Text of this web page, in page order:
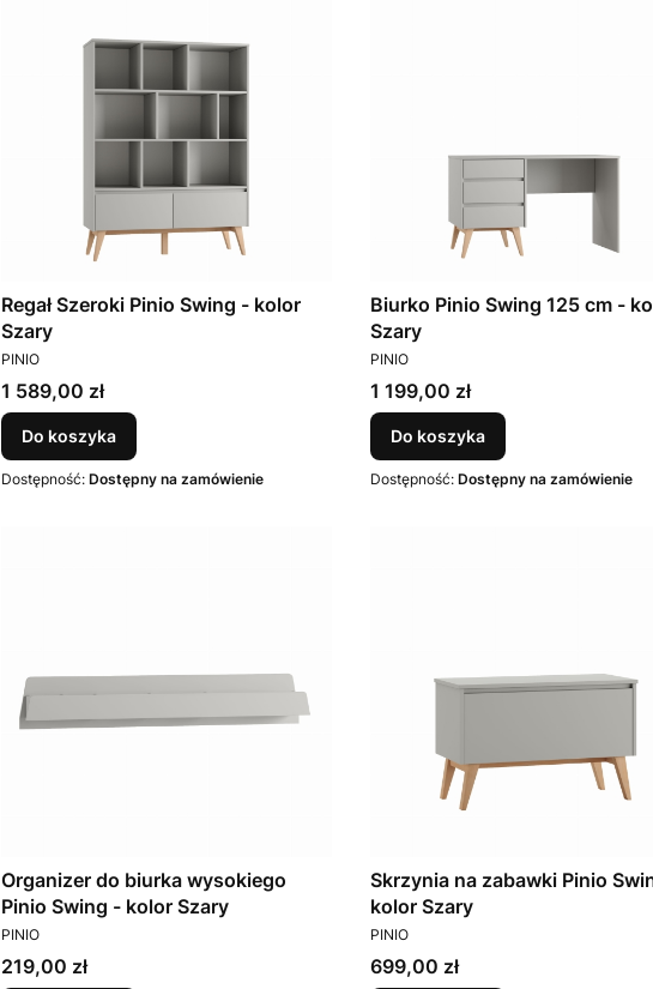
Regał Szeroki Pinio Swing - kolor
Szary
PRODUCENT
PINIO
Cena
1 589,00 zł
Do koszyka
Dostępność: Dostępny na zamówienie
Biurko Pinio Swing 125 cm -
Szary
PRODUCENT
PINIO
Cena
1 199,00 zł
Do koszyka
Dostępność: Dostępny na zamówienie
Organizer do biurka wysokiego
Pinio Swing - kolor Szary
PRODUCENT
PINIO
Cena
219,00 zł
Skrzynia na zabawki Pinio
kolor Szary
PRODUCENT
PINIO
Cena
699,00 zł